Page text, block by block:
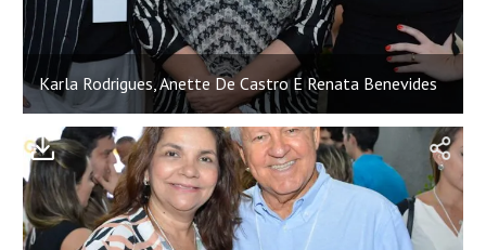
Karla Rodrigues, Anette De Castro E Renata Benevides